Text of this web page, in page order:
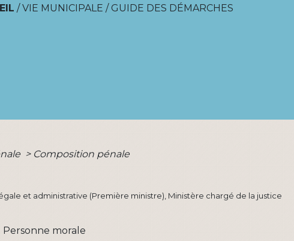
/VIE MUNICIPALE / GUIDE DES DÉMARCHES
> Composition pénale
et administrative (Première ministre), Ministère chargé de la justice
Personne morale